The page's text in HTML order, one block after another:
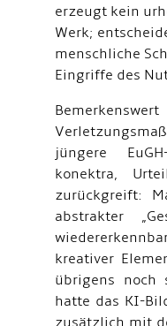
erzeugt kein
Werk;
menschliche
Eingriffe des
jüngere
konektra,
zurückgreift:
abstrakter
kreativer
übrigens noch
hatte das KI-
zusätzlich mit